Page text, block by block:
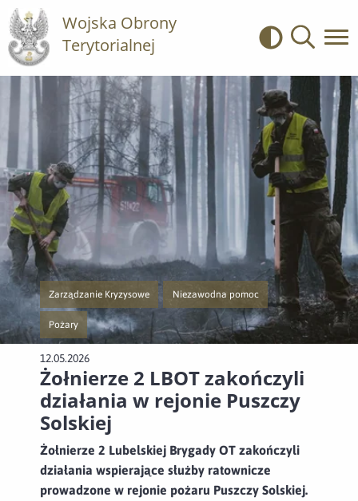
Wojska Obrony
Terytorialnej
Kontrast
Zarządzanie Kryzysowe
Przejście do nowej strony z listą publikacji o kategorii Zarządzanie
Niezawodna pomoc
Przejście do nowej strony z listą publikacji
Pożary
Przejście do nowej strony z listą publikacji o kategorii Pożary
12.05.2026
Żołnierze 2 LBOT zakończyli
działania w rejonie Puszczy
Solskiej
Żołnierze 2 Lubelskiej Brygady OT zakończyli
działania wspierające służby ratownicze
prowadzone w rejonie pożaru Puszczy Solskiej.